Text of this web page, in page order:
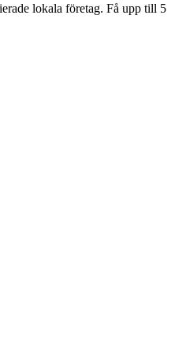
lokala företag. Få upp till 5